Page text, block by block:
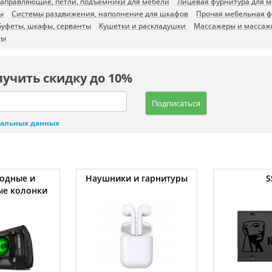
Системы раздвижения, наполнение для шкафов
Прочая мебельная
шкафы, серванты
Кушетки и раскладушки
Массажеры и
скидку до 10%
Подписаться
данных
и
колонки
Наушники и гарнитуры